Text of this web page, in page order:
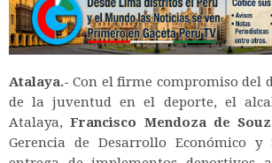
Atalaya.- Con el firme compromiso del
de la juventud en el deporte, el
Atalaya,Francisco Mendoza de
Gerencia de Desarrollo Económico